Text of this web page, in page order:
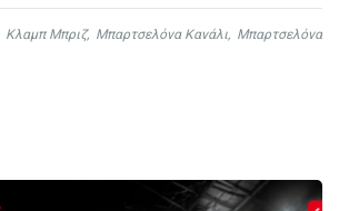
Κλαμπ Μπριζ, Μπαρτσελόνα Κανάλι, Μπαρτσελόνα